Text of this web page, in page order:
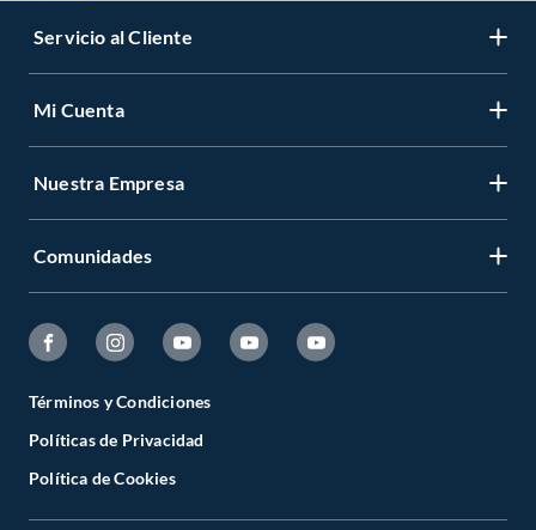
Servicio al Cliente
Mi Cuenta
Nuestra Empresa
Comunidades
Términos y Condiciones
Políticas de Privacidad
Política de Cookies